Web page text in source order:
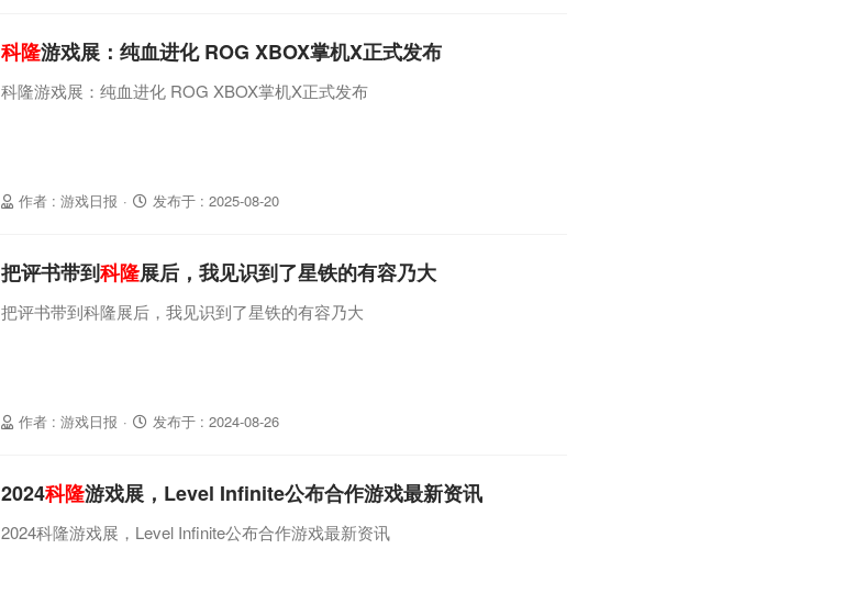
作者 : 游戏日报 · 发布于 : 2025-08-20
科隆游戏展：纯血进化 ROG XBOX掌机X正式发布
科隆游戏展：纯血进化 ROG XBOX掌机X正式发布
作者 : 游戏日报 · 发布于 : 2024-08-26
把评书带到科隆展后，我见识到了星铁的有容乃大
把评书带到科隆展后，我见识到了星铁的有容乃大
2024科隆游戏展，Level Infinite公布合作游戏最新资讯
2024科隆游戏展，Level Infinite公布合作游戏最新资讯